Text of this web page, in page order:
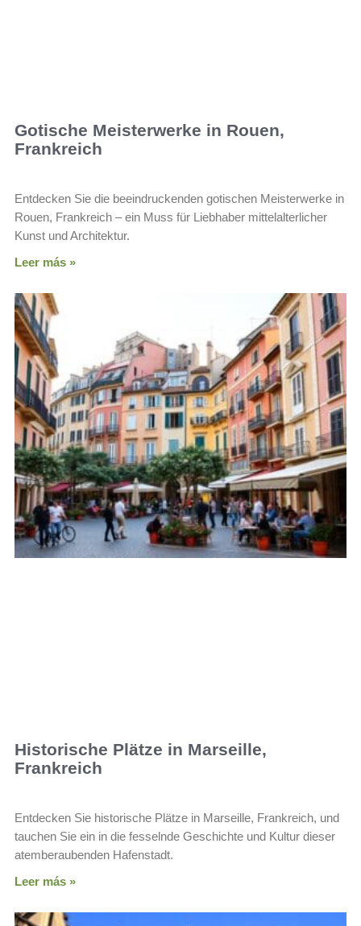
Gotische Meisterwerke in Rouen,
Frankreich
Entdecken Sie die beeindruckenden gotischen Meisterwerke in
Rouen, Frankreich – ein Muss für Liebhaber mittelalterlicher
Kunst und Architektur.
Leer más »
Historische Plätze in Marseille,
Frankreich
Entdecken Sie historische Plätze in Marseille, Frankreich, und
tauchen Sie ein in die fesselnde Geschichte und Kultur dieser
atemberaubenden Hafenstadt.
Leer más »